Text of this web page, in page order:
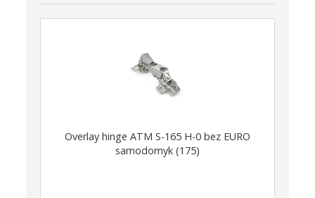
Overlay hinge ATM S-165 H-0 bez EURO
samodomyk (175)